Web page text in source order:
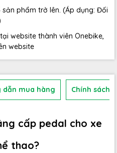
phẩm trở lên. (Áp dụng: Đối
website thành viên Onebike,
website
dẫn mua hàng Chính sách
cấp pedal cho xe
thao?